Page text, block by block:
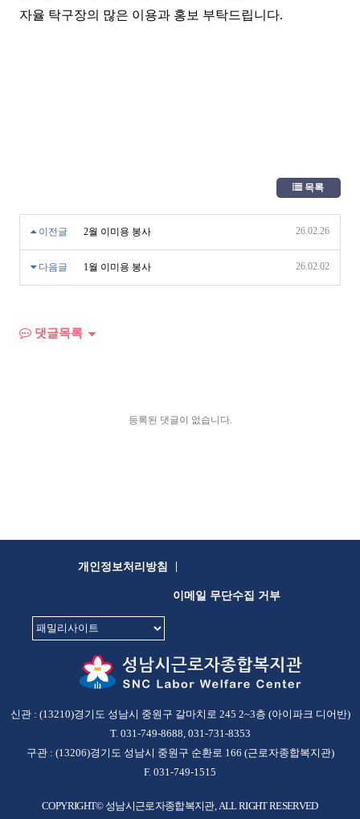
자율 탁구장의 많은 이용과 홍보 부탁드립니다.
목록
이전글 2월 이미용 봉사 26.02.26
다음글 1월 이미용 봉사 26.02.02
댓글목록
등록된 댓글이 없습니다.
개인정보처리방침 |
이메일 무단수집 거부
신관 : (13210)경기도 성남시 중원구 갈마치로 245 2~3층 (아이파크 디어반)
T. 031-749-8688, 031-731-8353
구관 : (13206)경기도 성남시 중원구 순환로 166 (근로자종합복지관)
F. 031-749-1515
COPYRIGHT© 성남시근로자종합복지관, ALL RIGHT RESERVED